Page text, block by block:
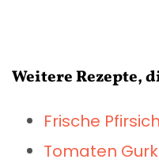
Weitere Rezepte,
Frische
Tomaten